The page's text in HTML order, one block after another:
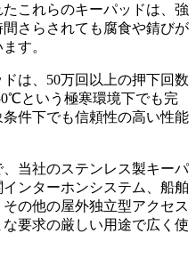
これらのキーパッドは、強
さらされても腐食や錆びが
す。
は、50万回以上の押下回数
という極寒環境下でも完
件下でも信頼性の高い性能
当社のステンレス製キーパ
ンターホンシステム、船舶
の他の屋外独立型アクセス
要求の厳しい用途で広く使